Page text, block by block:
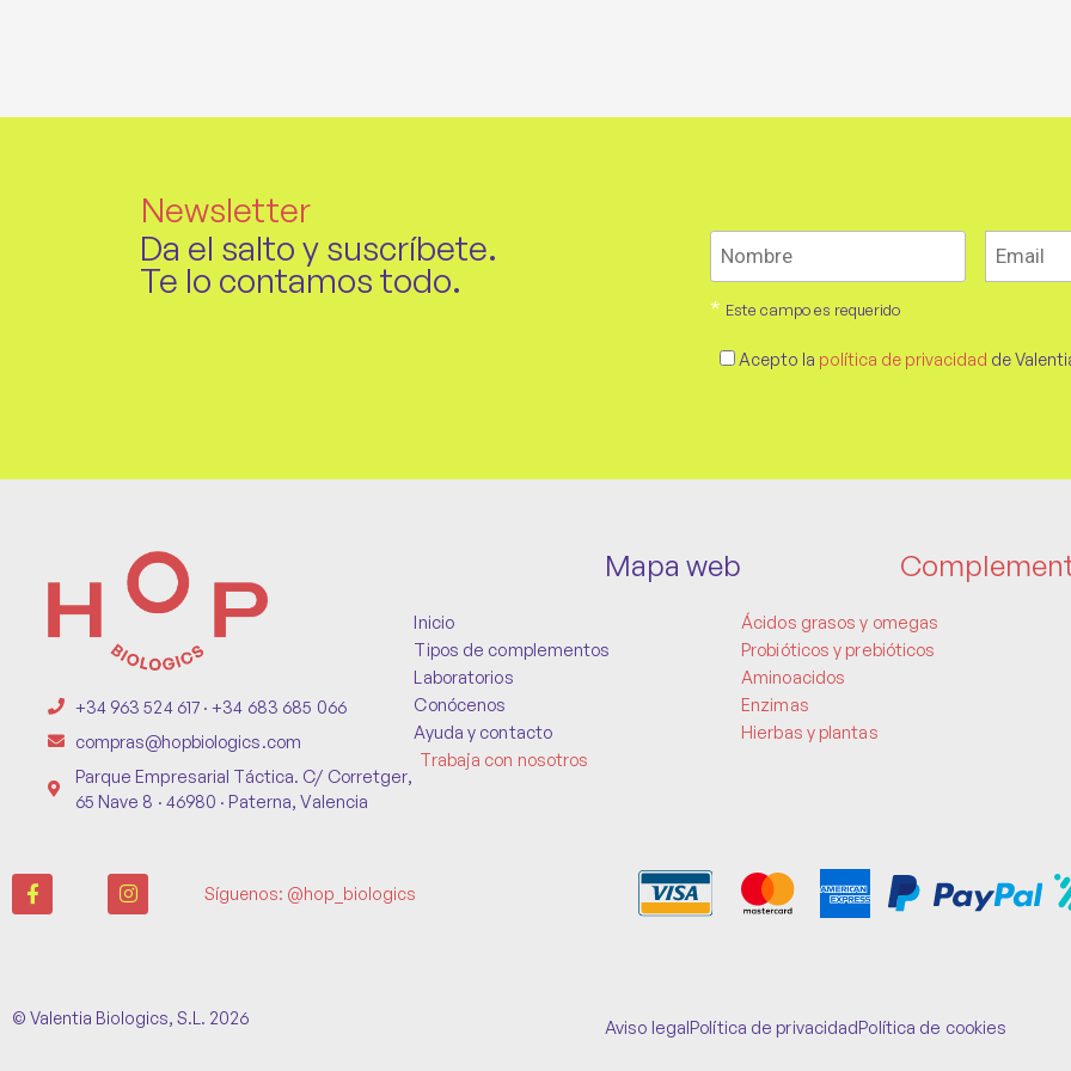
Newsletter
Da el salto y suscríbete.
Te lo contamos todo.
* Este campo es requerido
Acepto la política de privacidad de
+34 963 524 617 · +34 683 685 066
compras@hopbiologics.com
Parque Empresarial Táctica. C/ Corretger,
65 Nave 8 · 46980 · Paterna, Valencia
Mapa web
Inicio
Tipos de complementos
Laboratorios
Conócenos
Ayuda y contacto
Trabaja con nosotros
Ácidos grasos y omegas
Probióticos y prebióticos
Aminoacidos
Enzimas
Hierbas y plantas
Síguenos: @hop_biologics
© Valentia Biologics, S.L. 2026 Aviso legalPolítica de privacidadPolítica de cookies